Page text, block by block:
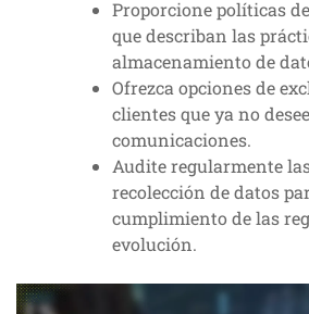
Proporcione políticas
que describan las
almacenamiento de
Ofrezca opciones de
clientes que ya no
comunicaciones.
Audite regularmente
recolección de datos
cumplimiento de las
evolución.